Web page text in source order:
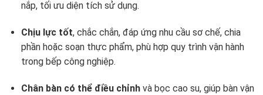
nắp, tối ưu diện tích sử dụng.
Chịu lực tốt, chắc chắn, đáp ứng nhu cầu sơ chế, chia
phần hoặc soạn thực phẩm, phù hợp quy trình vận hành
trong bếp công nghiệp.
Chân bàn có thể điều chỉnhvà bọc cao su, giúp bàn vận